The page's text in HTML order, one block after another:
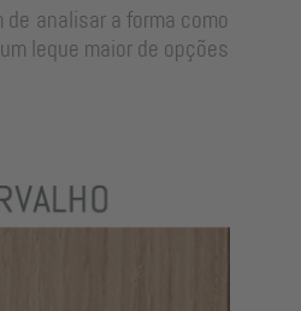
analisar a forma como
leque maior de opções